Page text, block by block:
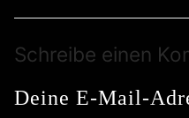
Schreibe einen
Deine E-Mail-